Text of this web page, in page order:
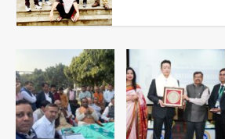
4
के हत्थे
Team JHJ